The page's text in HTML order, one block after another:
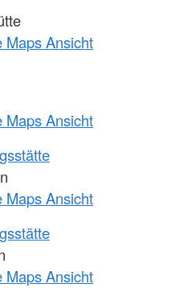
Maps Ansicht
Maps Ansicht
Maps Ansicht
Maps Ansicht